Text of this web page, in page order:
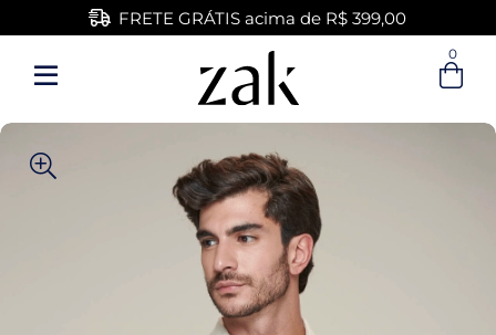
Entre com email ou cpf/cnpj
Criar nova conta
FRETE GRÁTIS acima de R$ 399,00
0